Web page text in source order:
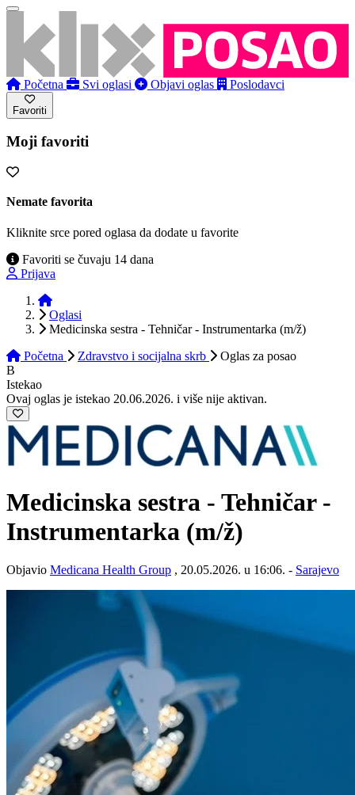
Početna Svi oglasi Objavi oglas Poslodavci
Favoriti
Moji favoriti
Nemate favorita
Kliknite srce pored oglasa da dodate u favorite
Favoriti se čuvaju 14 dana
Prijava
Početna
Oglasi
Medicinska sestra - Tehničar - Instrumentarka (m/ž)
Početna
Zdravstvo i socijalna skrb Oglas za posao
B
Istekao
Ovaj oglas je istekao 20.06.2026. i više nije aktivan.
Medicinska sestra - Tehničar -
Instrumentarka (m/ž)
Objavio Medicana Health Group , 20.05.2026. u 16:06. - Sarajevo